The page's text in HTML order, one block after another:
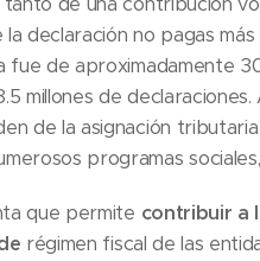
declaración no pagas
fue de aproximadamente
millones de
de la asignación
programas
que permite contribuir a
régimen fiscal de las